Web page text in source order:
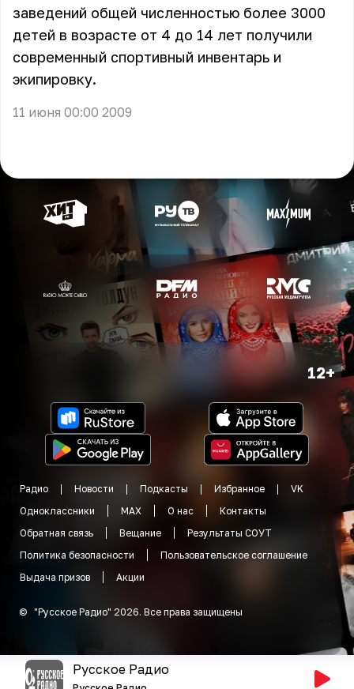
заведений общей численностью более 3000
детей в возрасте от 4 до 14 лет получили
современный спортивный инвентарь и
экипировку.
11 июня 00:00 2009
12+
Радио Новости Подкасты Избранное
VK
Одноклассники
MAX О нас
Контакты
Обратная связь
Вещание
Результаты СОУТ
Политика безопасности
Пользовательское соглашение
Выдача призов
Акции
© "Русское Радио" 2026. Все права защищены
Русское Радио